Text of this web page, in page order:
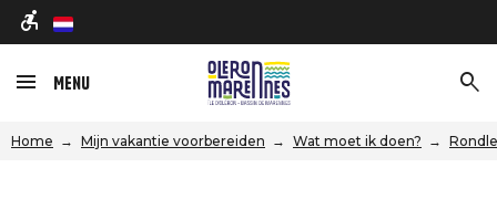
nl
Menu
Home Mijn vakantie voorbereiden Wat moet ik doen?